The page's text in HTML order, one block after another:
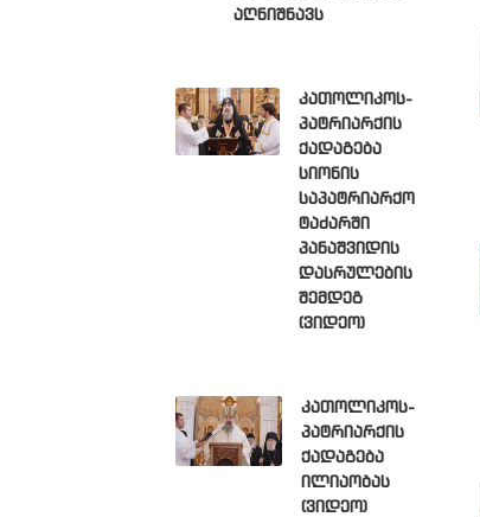
აღნიშნავს
კათოლიკოს-
პატრიარქის
ქადაგება
სიონის
საპატრიარქო
ტაძარში
პანაშვიდის
დასრულების
შემდეგ
(ვიდეო)
კათოლიკოს-
პატრიარქის
ქადაგება
ილიაობას
(ვიდეო)